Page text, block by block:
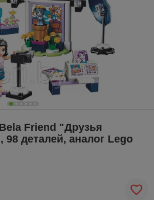
Friend "Друзья
деталей, аналог Lego